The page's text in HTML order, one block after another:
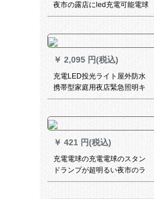
夜市の露店にled充電可能電球
が超明るいDC-1500
￥ 2,095 円(税込)
充電LED投光ライト屋外防水
携帯型家庭用夜店緊急照明キ
ャスター電球50 w緊急防水ラ
￥ 421 円(税込)
充電電球の充電電球のスタン
ドランプが超明るい夜市のラ
ンプは緊急電灯家庭用の充電